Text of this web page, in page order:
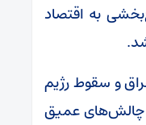
به اقتصاد
۲۰۰۳ به عراق و سقوط رژیم
چالش‌های عمیق